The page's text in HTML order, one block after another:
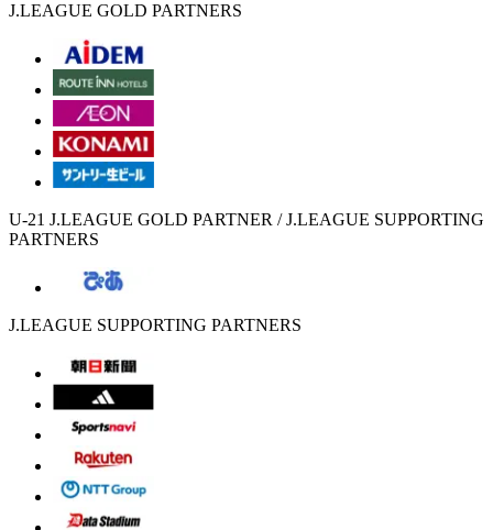
J.LEAGUE GOLD PARTNERS
U-21 J.LEAGUE GOLD PARTNER / J.LEAGUE SUPPORTING
PARTNERS
J.LEAGUE SUPPORTING PARTNERS